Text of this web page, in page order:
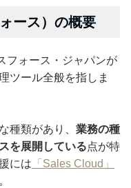
ース）の概要
フォース・ジャパンが
ツール全般を指しま
種類があり、 業務の種
を展開している点が特
には 「Sales Cloud」